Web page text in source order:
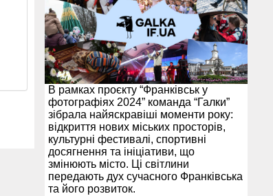
В рамках проєкту “Франківськ у
фотографіях 2024” команда “Галки”
зібрала найяскравіші моменти року:
відкриття нових міських просторів,
культурні фестивалі, спортивні
досягнення та ініціативи, що
змінюють місто. Ці світлини
передають дух сучасного Франківська
та його розвиток.